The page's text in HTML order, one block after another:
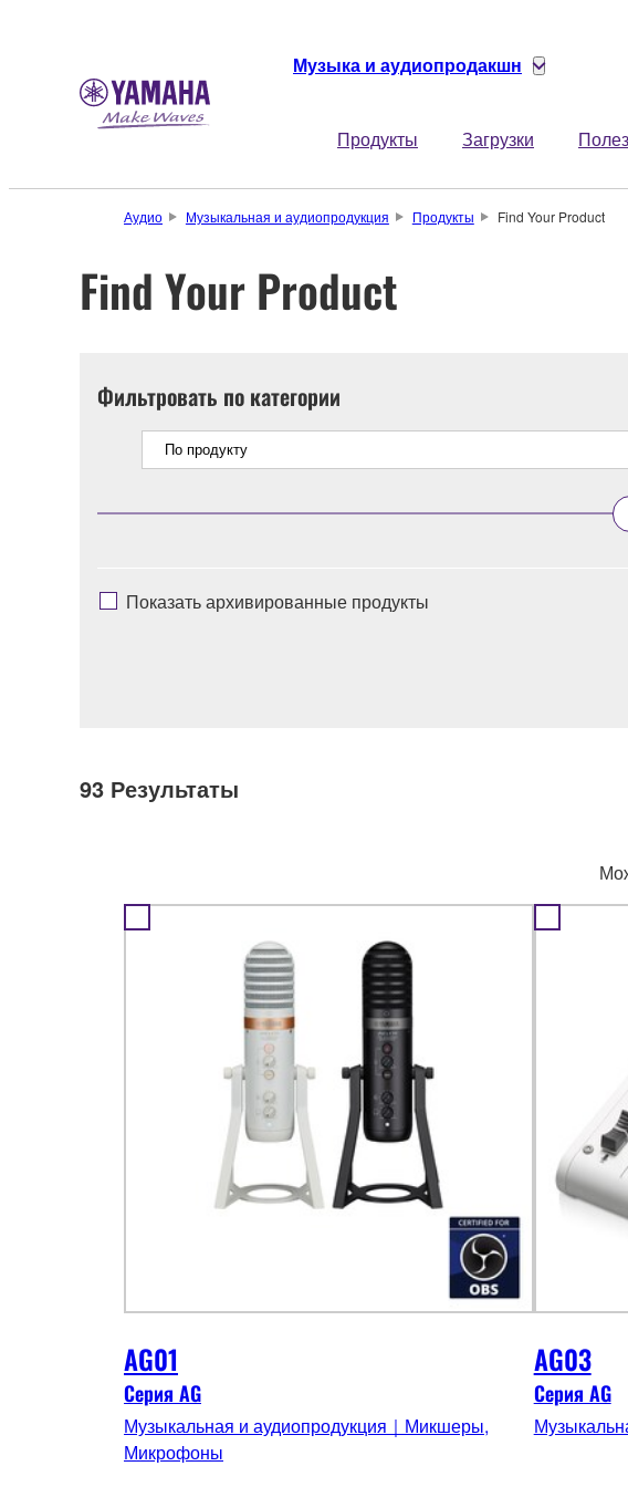
Музыка и аудиопродакшн
Продукты Загрузки
Аудио Музыкальная и аудиопродукция Продукты Find Your Product
Find Your Product
Фильтровать по категории
Показать архивированные продукты
93 Результаты
AG01
Серия AG
Музыкальная и аудиопродукция｜Микшеры,
Микрофоны
AG03
Серия AG